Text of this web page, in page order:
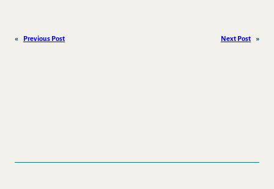
« Previous Post Next Post »